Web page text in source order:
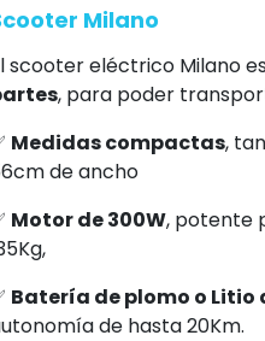
Milano
scooter eléctrico Milano es
, para poder
Medidas compactas,
de ancho
Motor de 300W, potente
Batería de plomo o Litio
de hasta 20Km.